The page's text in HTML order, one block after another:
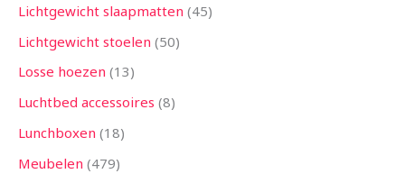
Lichtgewicht slaapmatten 45
Lichtgewicht stoelen 50
Losse hoezen 13
Luchtbed accessoires 8
Lunchboxen 18
Meubelen 479